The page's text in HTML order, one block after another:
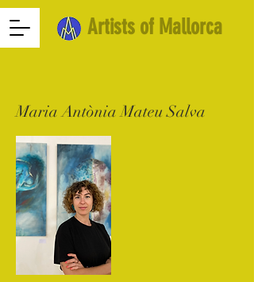
Artists of Mallorca
Maria Antònia Mateu Salva